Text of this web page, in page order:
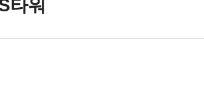
타워